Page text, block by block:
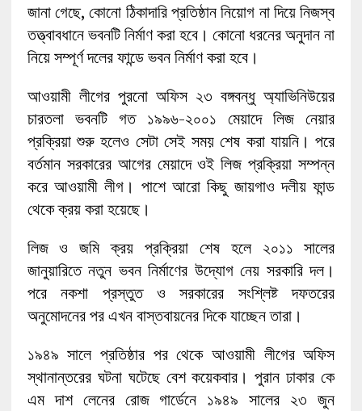
জানা গেছে, কোনো ঠিকাদারি প্রতিষ্ঠান নিয়োগ না দিয়ে নিজস্ব
তত্ত্বাবধানে ভবনটি নির্মাণ করা হবে। কোনো ধরনের অনুদান না
নিয়ে সম্পূর্ণ দলের ফান্ডে ভবন নির্মাণ করা হবে।
আওয়ামী লীগের পুরনো অফিস ২৩ বঙ্গবন্ধু অ্যাভিনিউয়ের
চারতলা ভবনটি গত ১৯৯৬-২০০১ মেয়াদে লিজ নেয়ার
প্রক্রিয়া শুরু হলেও সেটা সেই সময় শেষ করা যায়নি। পরে
বর্তমান সরকারের আগের মেয়াদে ওই লিজ প্রক্রিয়া সম্পন্ন
করে আওয়ামী লীগ। পাশে আরো কিছু জায়গাও দলীয় ফান্ড
থেকে ক্রয় করা হয়েছে।
লিজ ও জমি ক্রয় প্রক্রিয়া শেষ হলে ২০১১ সালের
জানুয়ারিতে নতুন ভবন নির্মাণের উদ্যোগ নেয় সরকারি দল।
পরে নকশা প্রস্তুত ও সরকারের সংশ্লিষ্ট দফতরের
অনুমোদনের পর এখন বাস্তবায়নের দিকে যাচ্ছেন তারা।
১৯৪৯ সালে প্রতিষ্ঠার পর থেকে আওয়ামী লীগের অফিস
স্থানান্তরের ঘটনা ঘটেছে বেশ কয়েকবার। পুরান ঢাকার কে
এম দাশ লেনের রোজ গার্ডেনে ১৯৪৯ সালের ২৩ জুন